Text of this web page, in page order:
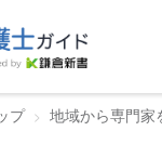
プ 地域から専門家